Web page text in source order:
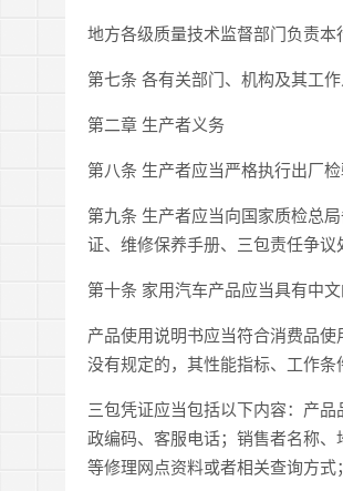
地方各级质量技术监督部门负责本
第七条 各有关部门、机构及其工
第二章 生产者义务
第八条 生产者应当严格执行出厂
第九条 生产者应当向国家质检总
证、维修保养手册、三包责任争议
第十条 家用汽车产品应当具有中
产品使用说明书应当符合消费品
没有规定的，其性能指标、工作条
三包凭证应当包括以下内容：产
政编码、客服电话；销售者名称
等修理网点资料或者相关查询方式